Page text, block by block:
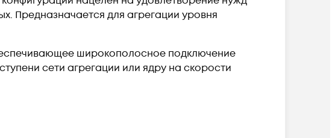
Предназначается для агрегации уровня
широкополосное подключение
сети агрегации или ядру на скорости